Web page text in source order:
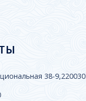
38-9,220030